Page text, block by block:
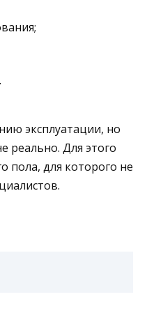
эксплуатации, но
реально. Для этого
пола, для которого не